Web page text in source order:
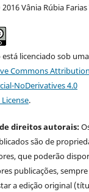
Vânia Rúbia Farias
licenciado sob uma
Commons
NoDerivatives 4.0
.
direitos autorais:
são de
que poderão
publicações, sempre
a edição original